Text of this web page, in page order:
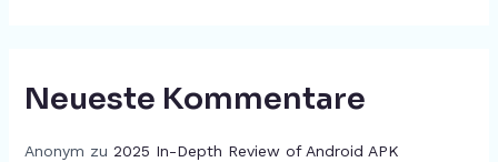
Neueste Kommentare
Anonym zu 2025 In-Depth Review of Android APK